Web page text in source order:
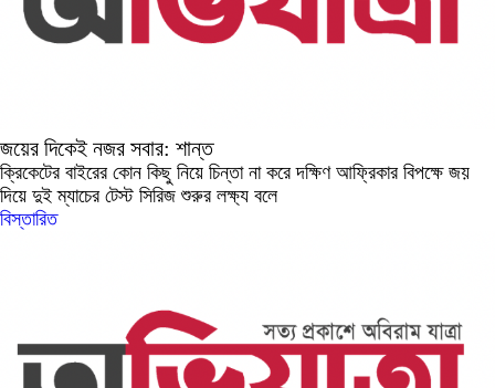
জয়ের দিকেই নজর সবার: শান্ত
ক্রিকেটের বাইরের কোন কিছু নিয়ে চিন্তা না করে দক্ষিণ আফ্রিকার বিপক্ষে জয়
দিয়ে দুই ম্যাচের টেস্ট সিরিজ শুরুর লক্ষ্য বলে
বিস্তারিত